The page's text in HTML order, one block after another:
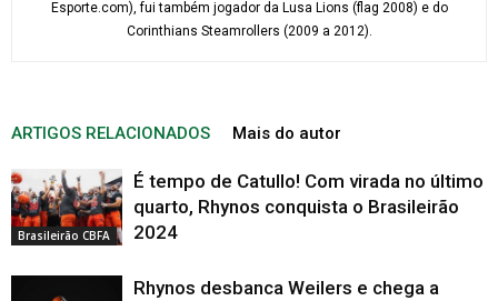
Esporte.com), fui também jogador da Lusa Lions (flag 2008) e do
Corinthians Steamrollers (2009 a 2012).
ARTIGOS RELACIONADOS Mais do autor
Brasileirão CBFA
É tempo de Catullo! Com virada no último
quarto, Rhynos conquista o Brasileirão
2024
Rhynos desbanca Weilers e chega a